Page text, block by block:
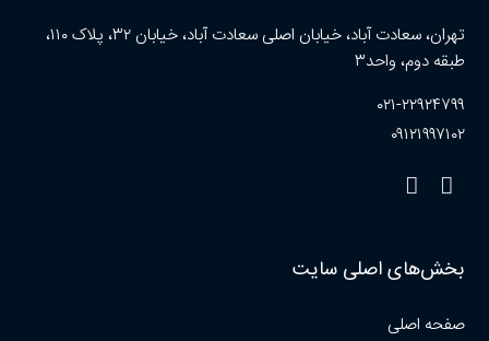
تهران، سعادت آباد، خیابان اصلی سعادت آباد، خیابان ۳۲، پلاک ۱۱۰،
طبقه دوم، واحد۳
۰۲۱-۲۲۹۲۴۷۹۹
۰۹۱۲۱۹۹۷۱۰۲
بخش‌های اصلی سایت
صفحه اصلی